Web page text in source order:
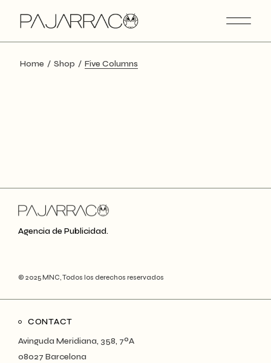
Home Shop Five Columns
Agencia de Publicidad.
© 2025 MNC, Todos los derechos reservados
CONTACT
Avinguda Meridiana, 358, 7ºA
08027 Barcelona